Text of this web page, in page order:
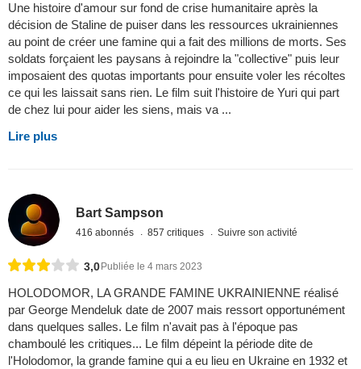
Une histoire d'amour sur fond de crise humanitaire après la
décision de Staline de puiser dans les ressources ukrainiennes
au point de créer une famine qui a fait des millions de morts. Ses
soldats forçaient les paysans à rejoindre la "collective" puis leur
imposaient des quotas importants pour ensuite voler les récoltes
ce qui les laissait sans rien. Le film suit l'histoire de Yuri qui part
de chez lui pour aider les siens, mais va ...
Lire plus
Bart Sampson
416 abonnés 857 critiques Suivre son activité
3,0Publiée le 4 mars 2023
HOLODOMOR, LA GRANDE FAMINE UKRAINIENNE réalisé
par George Mendeluk date de 2007 mais ressort opportunément
dans quelques salles. Le film n'avait pas à l'époque pas
chamboulé les critiques... Le film dépeint la période dite de
l'Holodomor, la grande famine qui a eu lieu en Ukraine en 1932 et